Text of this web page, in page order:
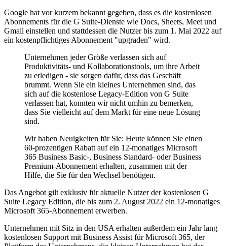
Google hat vor kurzem bekannt gegeben, dass es die kostenlosen
Abonnements für die G Suite-Dienste wie Docs, Sheets, Meet und
Gmail einstellen und stattdessen die Nutzer bis zum 1. Mai 2022 auf
ein kostenpflichtiges Abonnement "upgraden" wird.
Unternehmen jeder Größe verlassen sich auf
Produktivitäts- und Kollaborationstools, um ihre Arbeit
zu erledigen - sie sorgen dafür, dass das Geschäft
brummt. Wenn Sie ein kleines Unternehmen sind, das
sich auf die kostenlose Legacy-Edition von G Suite
verlassen hat, konnten wir nicht umhin zu bemerken,
dass Sie vielleicht auf dem Markt für eine neue Lösung
sind.
Wir haben Neuigkeiten für Sie: Heute können Sie einen
60-prozentigen Rabatt auf ein 12-monatiges Microsoft
365 Business Basic-, Business Standard- oder Business
Premium-Abonnement erhalten, zusammen mit der
Hilfe, die Sie für den Wechsel benötigen.
Das Angebot gilt exklusiv für aktuelle Nutzer der kostenlosen G
Suite Legacy Edition, die bis zum 2. August 2022 ein 12-monatiges
Microsoft 365-Abonnement erwerben.
Unternehmen mit Sitz in den USA erhalten außerdem ein Jahr lang
kostenlosen Support mit Business Assist für Microsoft 365, der